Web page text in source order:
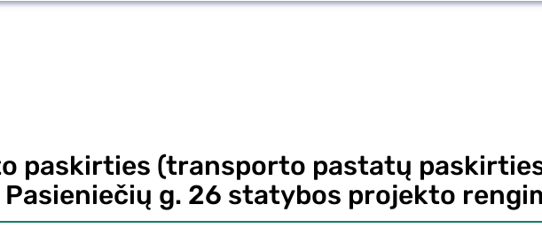
paskirties (transporto pastatų
Pasieniečių g. 26 statybos projekto